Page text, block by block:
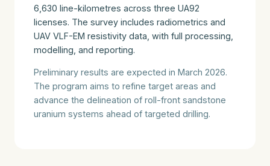
6,630 line-kilometres across three UA92
licenses. The survey includes radiometrics and
UAV VLF-EM resistivity data, with full processing,
modelling, and reporting.
Preliminary results are expected in March 2026.
The program aims to refine target areas and
advance the delineation of roll-front sandstone
uranium systems ahead of targeted drilling.